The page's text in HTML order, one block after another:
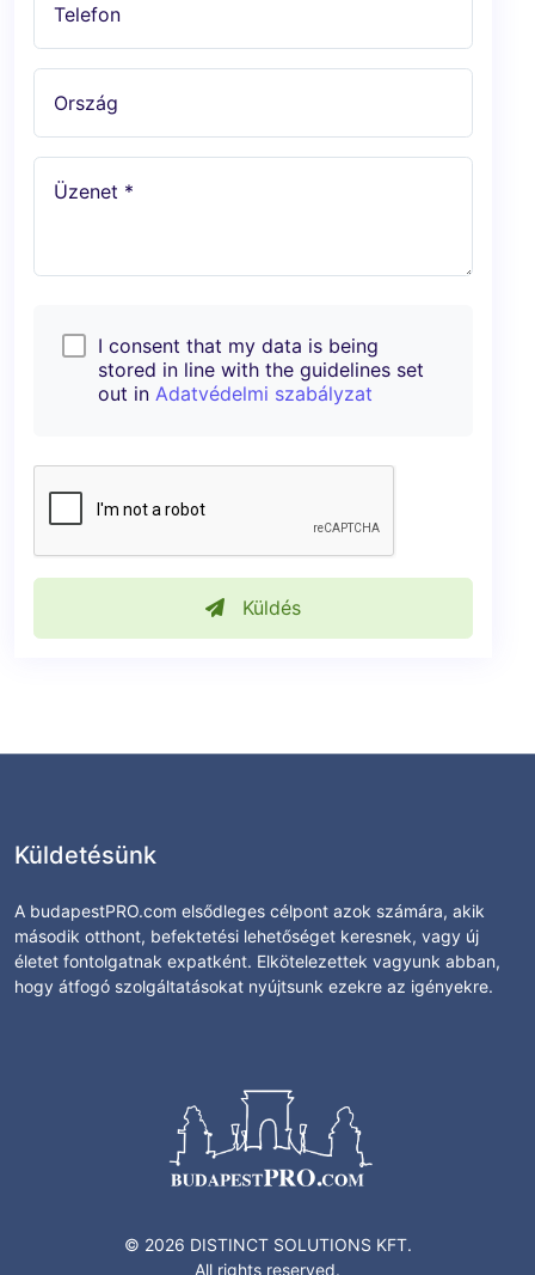
Telefon
Ország
Üzenet *
I consent that my data is being
stored in line with the guidelines set
out in Adatvédelmi szabályzat
Küldés
Küldetésünk
A budapestPRO.com elsődleges célpont azok számára, akik
második otthont, befektetési lehetőséget keresnek, vagy új
életet fontolgatnak expatként. Elkötelezettek vagyunk abban,
hogy átfogó szolgáltatásokat nyújtsunk ezekre az igényekre.
© 2026 DISTINCT SOLUTIONS KFT.
All rights reserved.